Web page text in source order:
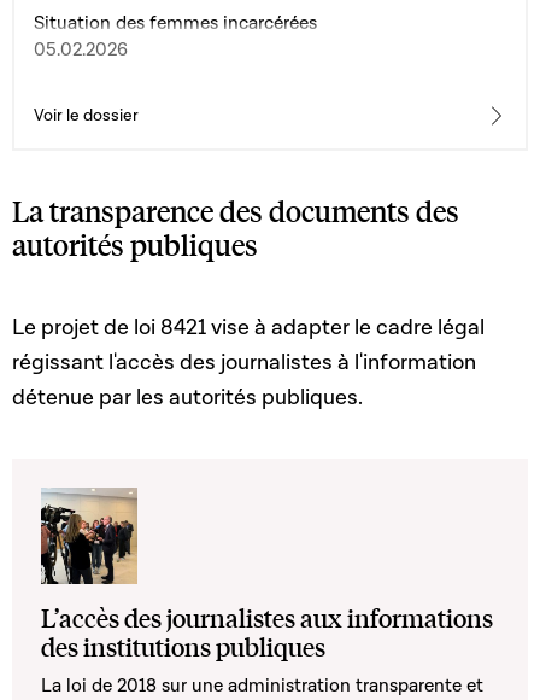
Situation des femmes incarcérées
05.02.2026
Voir le dossier
La transparence des documents des
autorités publiques
Le projet de loi 8421 vise à adapter le cadre légal
régissant l'accès des journalistes à l'information
détenue par les autorités publiques.
L’accès des journalistes aux informations
des institutions publiques
La loi de 2018 sur une administration transparente et